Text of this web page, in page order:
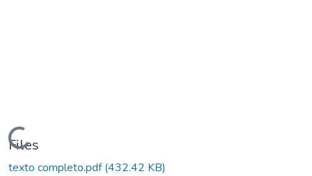
Files
texto completo.pdf(432.42 KB)